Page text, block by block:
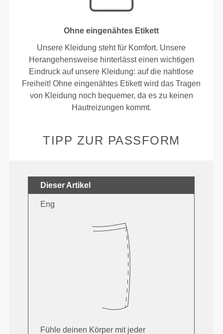
Ohne eingenähtes Etikett
Unsere Kleidung steht für Komfort. Unsere
Herangehensweise hinterlässt einen wichtigen
Eindruck auf unsere Kleidung: auf die nahtlose
Freiheit! Ohne eingenähtes Etikett wird das Tragen
von Kleidung noch bequemer, da es zu keinen
Hautreizungen kommt.
TIPP ZUR PASSFORM
Dieser Artikel
Eng
Fühle deinen Körper mit jeder